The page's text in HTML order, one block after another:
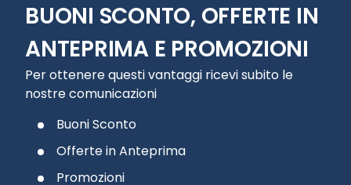
BUONI SCONTO, OFFERTE IN
ANTEPRIMA E PROMOZIONI
Per ottenere questi vantaggi ricevi subito le
nostre comunicazioni
Buoni Sconto
Offerte in Anteprima
Promozioni